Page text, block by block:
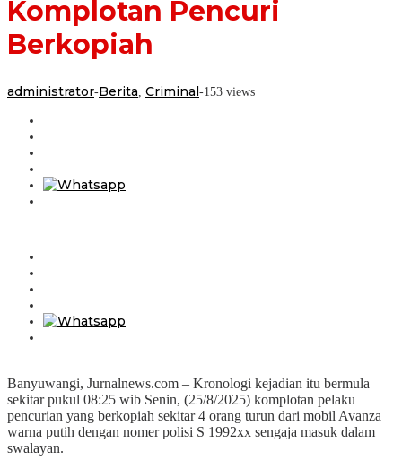
Komplotan Pencuri
Berkopiah
administrator-Berita Criminal-153 views
Banyuwangi, Jurnalnews.com – Kronologi kejadian itu bermula
sekitar pukul 08:25 wib Senin, (25/8/2025) komplotan pelaku
pencurian yang berkopiah sekitar 4 orang turun dari mobil Avanza
warna putih dengan nomer polisi S 1992xx sengaja masuk dalam
swalayan.